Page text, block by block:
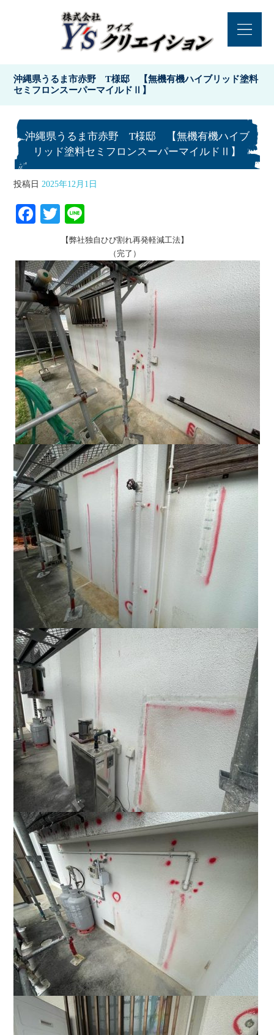
沖縄県うるま市赤野 T様邸 【無機有機ハイブリッド塗料
セミフロンスーパーマイルドⅡ】
沖縄県うるま市赤野 T様邸 【無機有機ハイブ
リッド塗料セミフロンスーパーマイルドⅡ】
投稿日 2025年12月1日
Fa
ok
T
wi
r
ne
【弊社独自ひび割れ再発軽減工法】
（完了）